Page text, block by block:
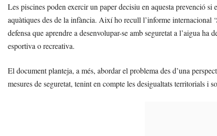
Les piscines poden exercir un paper decisiu en aquesta prevenció
aquàtiques des de la infància. Així ho recull l’informe internacional
defensa que aprendre a desenvolupar-se amb seguretat a l’aigua
esportiva o recreativa.
El document planteja, a més, abordar el problema des d’una
mesures de seguretat, tenint en compte les desigualtats territorials i